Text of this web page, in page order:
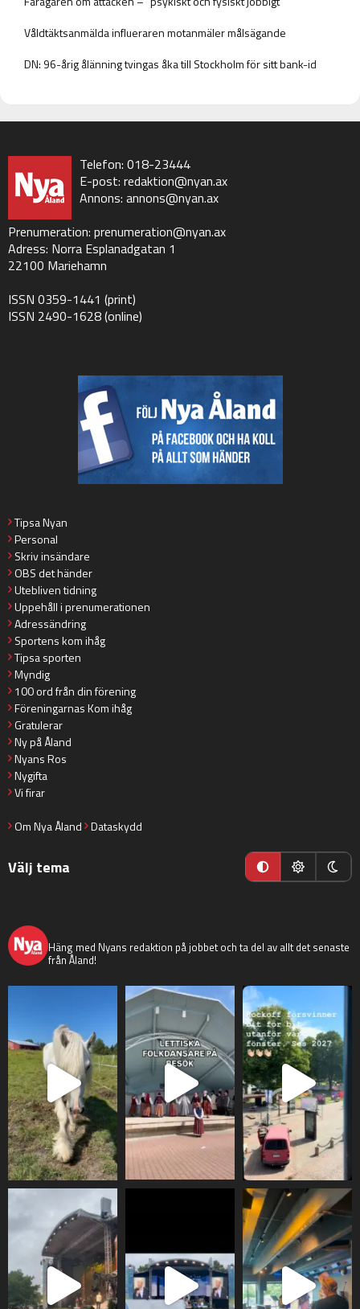
Våldtäktsanmälda influeraren motanmäler målsägande
DN: 96-årig ålänning tvingas åka till Stockholm för sitt bank-id
Telefon: 018-23444
E-post: redaktion@nyan.ax
Annons: annons@nyan.ax
Prenumeration: prenumeration@nyan.ax
Adress: Norra Esplanadgatan 1
22100 Mariehamn
ISSN 0359-1441 (print)
ISSN 2490-1628 (online)
Tipsa Nyan
Personal
Skriv insändare
OBS det händer
Utebliven tidning
Uppehåll i prenumerationen
Adressändring
Sportens kom ihåg
Tipsa sporten
Myndig
100 ord från din förening
Föreningarnas Kom ihåg
Gratulerar
Ny på Åland
Nyans Ros
Nygifta
Vi firar
Om Nya Åland Dataskydd
Välj tema
Häng med Nyans redaktion på jobbet och ta del av allt det senaste
från Åland!